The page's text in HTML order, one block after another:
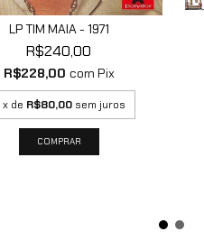
LP TIM MAIA - 1971
R$240,00
R$228,00 com Pix
x de R$80,00 sem juros